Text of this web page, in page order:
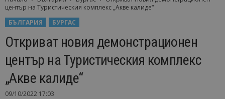
център на Туристическия комплекс „Акве калиде“
БЪЛГАРИЯ
БУРГАС
Откриват новия демонстрационен
център на Туристическия комплекс
„Акве калиде“
09/10/2022 17:03